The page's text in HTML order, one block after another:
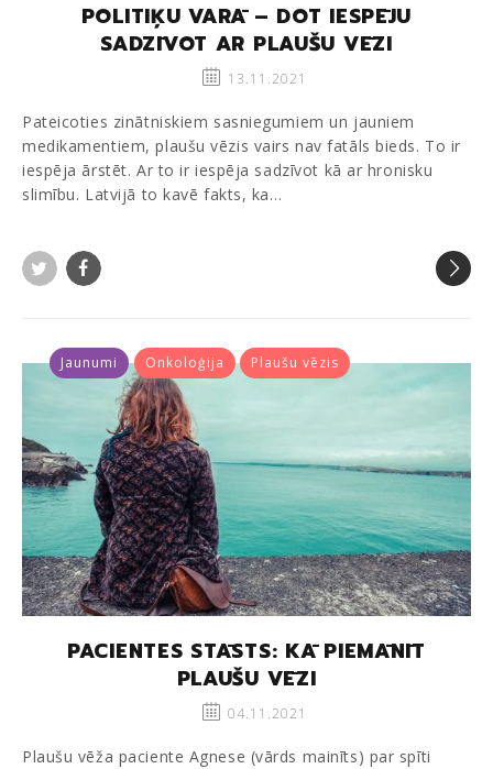
POLITIĶU VARĀ – DOT IESPĒJU
SADZĪVOT AR PLAUŠU VĒZI
13.11.2021
Pateicoties zinātniskiem sasniegumiem un jauniem
medikamentiem, plaušu vēzis vairs nav fatāls bieds. To ir
iespēja ārstēt. Ar to ir iespēja sadzīvot kā ar hronisku
slimību. Latvijā to kavē fakts, ka…
PACIENTES STĀSTS: KĀ PIEMĀNĪT
PLAUŠU VĒZI
04.11.2021
Jaunumi Onkoloģija Plaušu vēzis
Plaušu vēža paciente Agnese (vārds mainīts) par spīti